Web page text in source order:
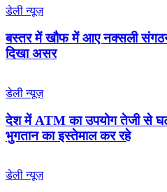
डेली न्यूज़
बस्तर में खौफ में आए नक्सली
दिखा असर
डेली न्यूज़
देश में ATM का उपयोग तेजी से
भुगतान का इस्तेमाल कर रहे
डेली न्यूज़